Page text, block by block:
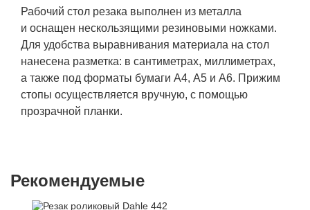
Рабочий стол резака выполнен из металла
и оснащен нескользящими резиновыми ножками.
Для удобства выравнивания материала на стол
нанесена разметка: в сантиметрах, миллиметрах,
а также под форматы бумаги А4, А5 и А6. Прижим
стопы осуществляется вручную, с помощью
прозрачной планки.
Рекомендуемые